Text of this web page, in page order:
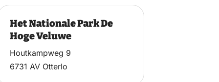
Het Nationale Park De
Hoge Veluwe
Houtkampweg 9
6731 AV Otterlo